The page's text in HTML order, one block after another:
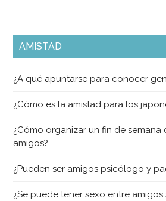
AMISTAD
¿A qué apuntarse para conocer
¿Cómo es la amistad para los
¿Cómo organizar un fin de semana
amigos?
¿Pueden ser amigos psicólogo y
¿Se puede tener sexo entre